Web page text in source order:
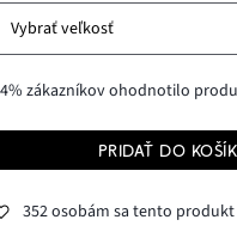
Vybrať veľkosť
zákazníkov ohodnotilo
PRIDAŤ DO
352 osobám sa tento